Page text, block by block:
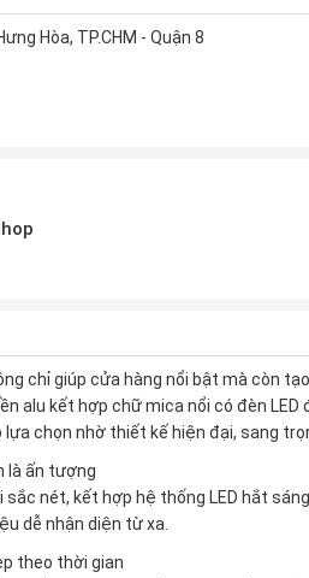
Hòa, TP.CHM - Quận 8
chỉ giúp cửa hàng nổi bật mà còn
alu kết hợp chữ mica nổi có đèn
chọn nhờ thiết kế hiện đại, sang
là ấn tượng
nét, kết hợp hệ thống LED hắt
dễ nhận diện từ xa.
theo thời gian